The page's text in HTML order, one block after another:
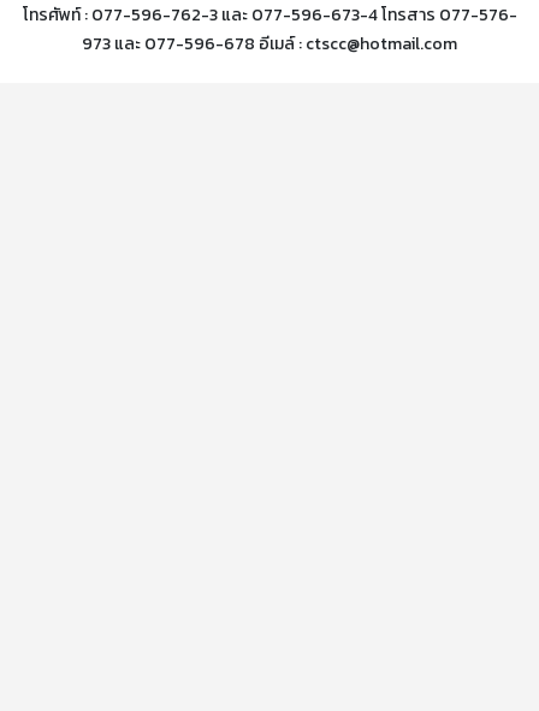
โทรศัพท์ : 077-596-762-3 และ 077-596-673-4 โทรสาร 077-576-
973 และ 077-596-678 อีเมล์ : ctscc@hotmail.com